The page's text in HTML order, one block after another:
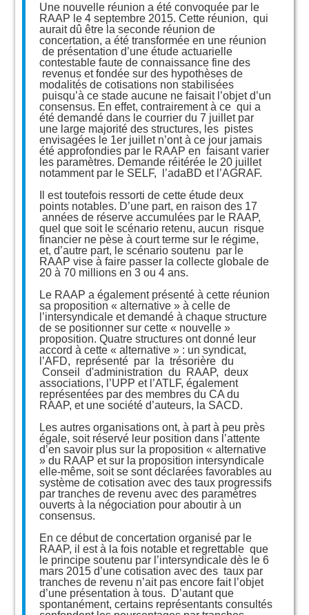
Une nouvelle réunion a été convoquée par le
RAAP le 4 septembre 2015. Cette réunion, qui
aurait dû être la seconde réunion de
concertation, a été transformée en une réunion
de présentation d’une étude actuarielle
contestable faute de connaissance fine des
revenus et fondée sur des hypothèses de
modalités de cotisations non stabilisées
puisqu’à ce stade aucune ne faisait l’objet d’un
consensus. En effet, contrairement à ce qui a
été demandé dans le courrier du 7 juillet par
une large majorité des structures, les pistes
envisagées le 1er juillet n’ont à ce jour jamais
été approfondies par le RAAP en faisant varier
les paramètres. Demande réitérée le 20 juillet
notamment par le SELF, l’adaBD et l’AGRAF.
Il est toutefois ressorti de cette étude deux
points notables. D’une part, en raison des 17
années de réserve accumulées par le RAAP,
quel que soit le scénario retenu, aucun risque
financier ne pèse à court terme sur le régime,
et, d’autre part, le scénario soutenu par le
RAAP vise à faire passer la collecte globale de
20 à 70 millions en 3 ou 4 ans.
Le RAAP a également présenté à cette réunion
sa proposition « alternative » à celle de
l’intersyndicale et demandé à chaque structure
de se positionner sur cette « nouvelle »
proposition. Quatre structures ont donné leur
accord à cette « alternative » : un syndicat,
l’AFD, représenté par la trésorière du
Conseil d'administration du RAAP, deux
associations, l’UPP et l’ATLF, également
représentées par des membres du CA du
RAAP, et une société d’auteurs, la SACD.
Les autres organisations ont, à part à peu près
égale, soit réservé leur position dans l’attente
d’en savoir plus sur la proposition « alternative
» du RAAP et sur la proposition intersyndicale
elle-même, soit se sont déclarées favorables au
système de cotisation avec des taux progressifs
par tranches de revenu avec des paramètres
ouverts à la négociation pour aboutir à un
consensus.
En ce début de concertation organisé par le
RAAP, il est à la fois notable et regrettable que
le principe soutenu par l’intersyndicale dès le 6
mars 2015 d’une cotisation avec des taux par
tranches de revenu n’ait pas encore fait l’objet
d’une présentation à tous. D’autant que
spontanément, certains représentants consultés